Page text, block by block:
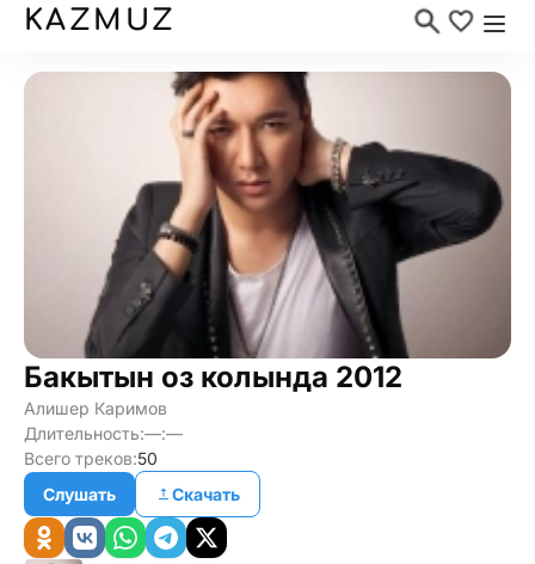
KAZMUZ
Бакытын оз колында 2012
Алишер Каримов
Длительность:—:—
Всего треков:50
Слушать
Скачать